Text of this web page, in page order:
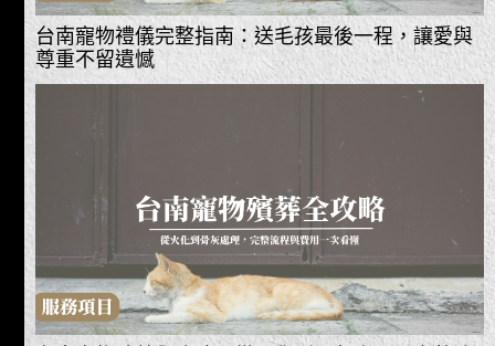
台南寵物禮儀完整指南：送毛孩最後一程，讓愛與
尊重不留遺憾